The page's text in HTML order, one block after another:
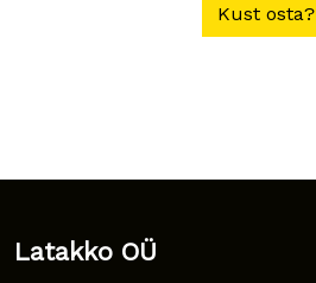
Kust osta?
Latakko OÜ